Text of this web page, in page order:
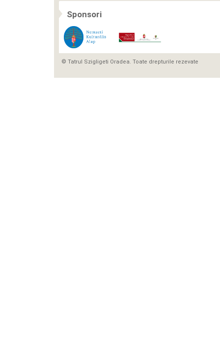
Sponsori
© Tatrul Szigligeti Oradea. Toate drepturile rezevate